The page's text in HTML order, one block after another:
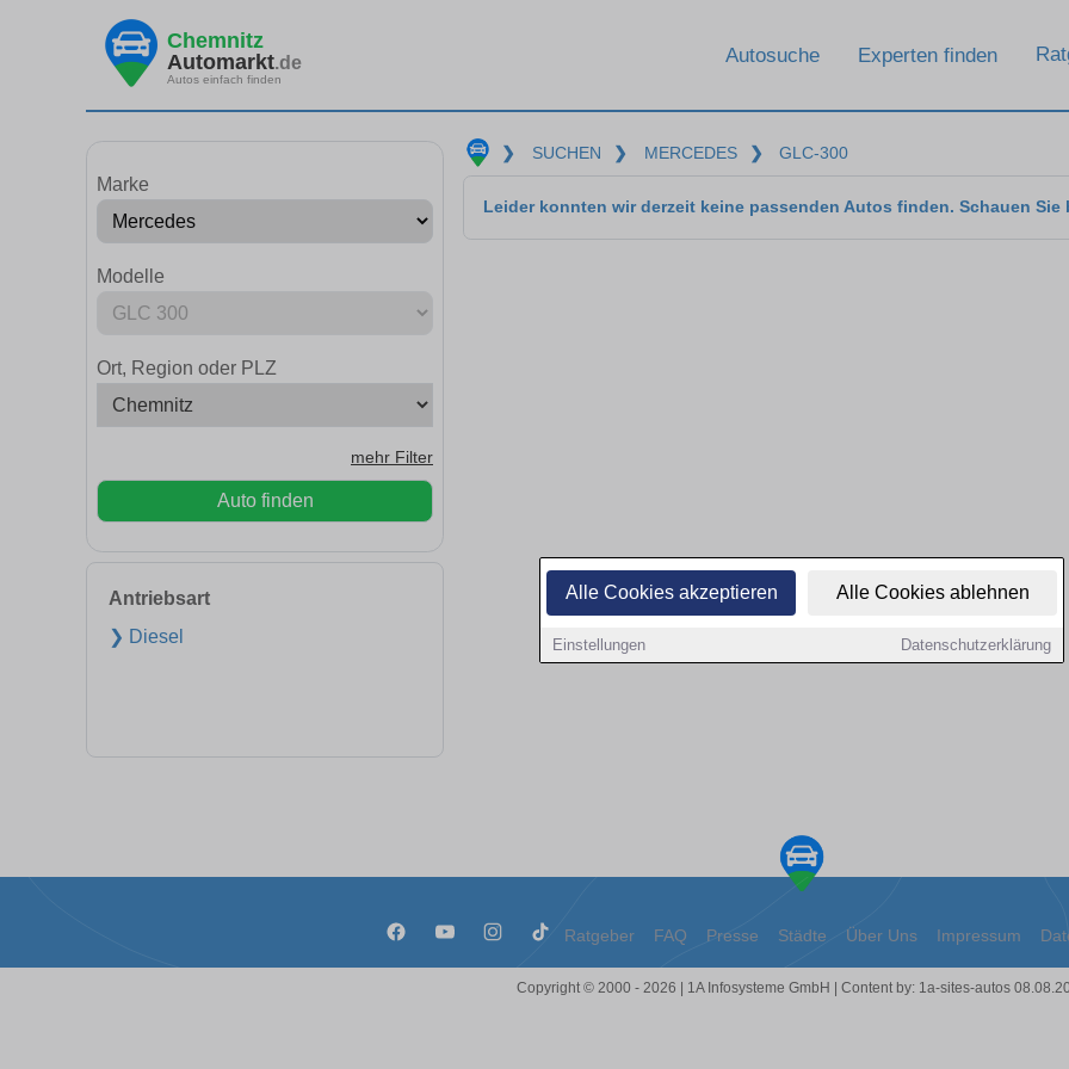
Alle Cookies akzeptieren Alle Cookies ablehnen
Einstellungen Datenschutzerklärung
Chemnitz
Automarkt.de
Autos einfach finden
Autosuche Experten finden
Marke
Modelle
Ort, Region oder PLZ
mehr Filter
Auto finden
Antriebsart
❯ Diesel
❯ SUCHEN ❯ MERCEDES ❯ GLC-300
Leider konnten wir derzeit keine passenden Autos finden. Schauen Sie
Ratgeber FAQ Presse Städte Über Uns Impressum
Copyright © 2000 - 2026 | 1A Infosysteme GmbH | Content by: 1a-sites-autos